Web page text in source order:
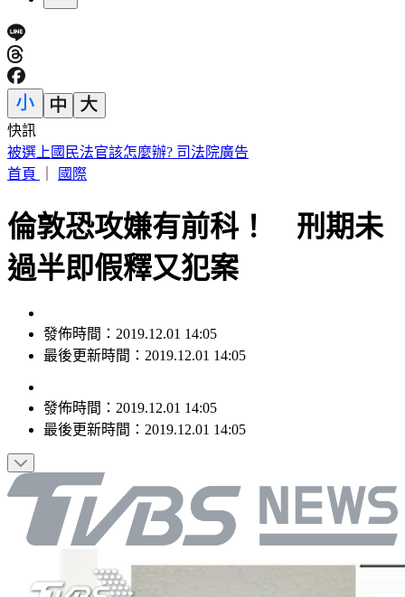
快訊
「台灣LBJ」重返職籃！周儀翔重磅加盟新北國王
首頁
國際
倫敦恐攻嫌有前科！ 刑期未
過半即假釋又犯案
發佈時間：2019.12.01 14:05
最後更新時間：2019.12.01 14:05
發佈時間： 2019.12.01 14:05
最後更新時間： 2019.12.01 14:05